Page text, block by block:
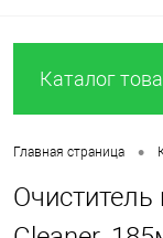
Каталог
Главная страница •